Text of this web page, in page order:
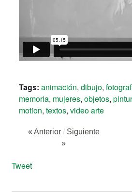
Tags: animación, dibujo,
memoria, mujeres, objetos,
motion, textos, video arte
« Anterior / Siguiente
»
Tweet